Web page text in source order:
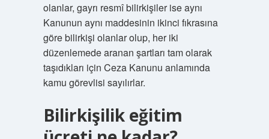
olanlar, gayrı resmî bilirkişiler ise aynı
Kanunun aynı maddesinin ikinci fıkrasına
göre bilirkişi olanlar olup, her iki
düzenlemede aranan şartları tam olarak
taşıdıkları için Ceza Kanunu anlamında
kamu görevlisi sayılırlar.
Bilirkişilik eğitim